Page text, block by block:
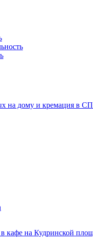
на дому и кремация в
в кафе на Кудринской